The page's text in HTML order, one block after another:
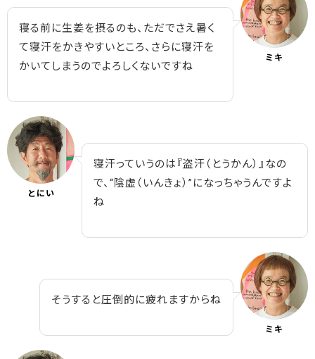
寝る前に生姜を摂るのも、ただでさえ暑く
て寝汗をかきやすいところ、さらに寝汗を
かいてしまうのでよろしくないですね
ミキ
とにい
寝汗っていうのは『盗汗（とうかん）』なの
で、“陰虚（いんきょ）”になっちゃうんですよ
ね
そうすると圧倒的に疲れますからね
ミキ